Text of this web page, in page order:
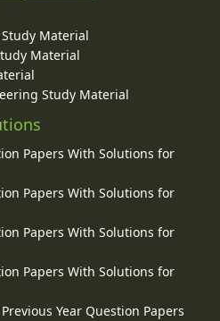
Material
Material
Study Material
Papers With Solutions for
Papers With Solutions for
Papers With Solutions for
Papers With Solutions for
Year Question Papers